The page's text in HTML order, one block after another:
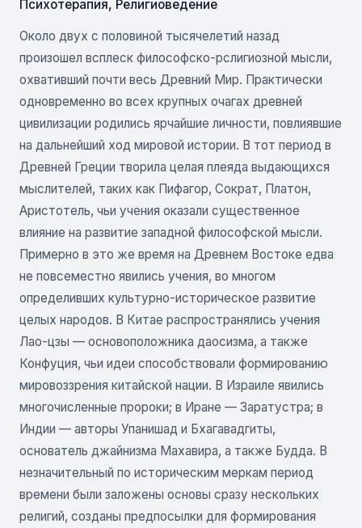
Психотерапия, Религиоведение
Около двух с половиной тысячелетий назад
произошел всплеск философско-рслигиозной мысли,
охвативший почти весь Древний Мир. Практически
одновременно во всех крупных очагах древней
цивилизации родились ярчайшие личности, повлиявшие
на дальнейший ход мировой истории. В тот период в
Древней Греции творила целая плеяда выдающихся
мыслителей, таких как Пифагор, Сократ, Платон,
Аристотель, чьи учения оказали существенное
влияние на развитие западной философской мысли.
Примерно в это же время на Древнем Востоке едва
не повсеместно явились учения, во многом
определивших культурно-историческое развитие
целых народов. В Китае распространялись учения
Лао-цзы — основоположника даосизма, а также
Конфуция, чьи идеи способствовали формированию
мировоззрения китайской нации. В Израиле явились
многочисленные пророки; в Иране — Заратустра; в
Индии — авторы Упанишад и Бхагавадгиты,
основатель джайнизма Махавира, а также Будда. В
незначительный по историческим меркам период
времени были заложены основы сразу нескольких
религий, созданы предпосылки для формирования